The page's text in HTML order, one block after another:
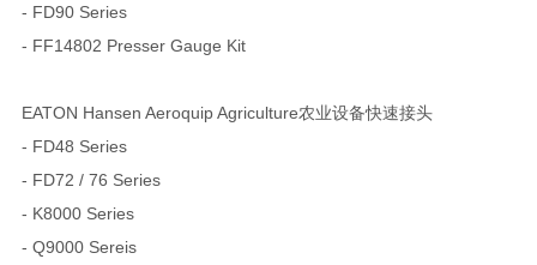
- FD90 Series
- FF14802 Presser Gauge Kit
EATON Hansen Aeroquip Agriculture农业设备快速接头
- FD48 Series
- FD72 / 76 Series
- K8000 Series
- Q9000 Sereis